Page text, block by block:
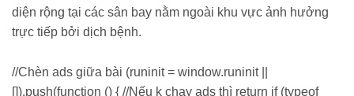
diện rộng tại các sân bay nằm ngoài khu vực ảnh hưởng
trực tiếp bởi dịch bệnh.
//Chèn ads giữa bài (runinit = window.runinit ||
[]).push(function () { //Nếu k chạy ads thì return if (typeof